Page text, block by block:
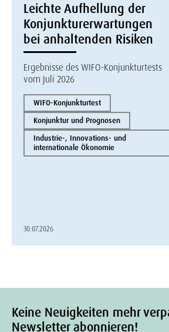
Leichte Aufhellung der
Konjunkturerwartungen
bei anhaltenden Risiken
Ergebnisse des WIFO-Konjunkturtests
vom Juli 2026
WIFO-Konjunkturtest
Konjunktur und Prognosen
Industrie-, Innovations- und
internationale Ökonomie
30.07.2026
Keine Neuigkeiten mehr
Newsletter abonnieren!